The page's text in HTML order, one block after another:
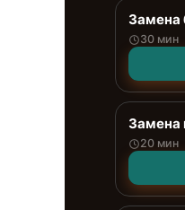
Замена
30 мин
Замена
20 мин